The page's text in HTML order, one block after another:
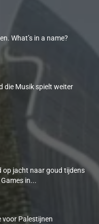
What’s in a name?
die Musik spielt weiter
op jacht naar goud tijdens
in...
voor Palestijnen